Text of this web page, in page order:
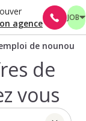
agence
JOB
de nounou
de
vous